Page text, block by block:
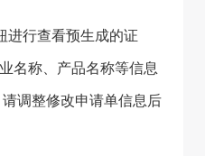
进行查看预生成的证
名称、产品名称等信息
调整修改申请单信息后